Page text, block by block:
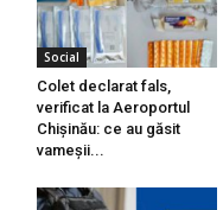
Social
Colet declarat fals,
verificat la Aeroportul
Chișinău: ce au găsit
vameșii...